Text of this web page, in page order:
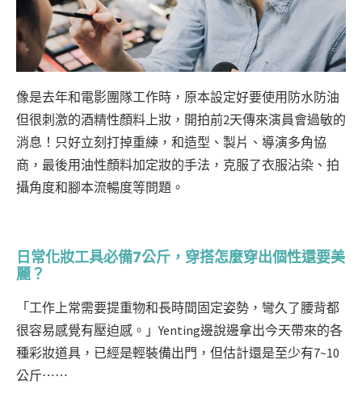
像是去年和電影團隊工作時，原本設定好要使用防水防油
但很刺激的酒精性顏料上妝，開拍前2天傳來演員會過敏的
消息！只好立刻打掉重練，和造型、製片、導演多角協
商，最後用油性顏料加定妝的手法，克服了衣服沾染、拍
攝角度和腳本流暢度等問題。
日常化妝工具必備7公斤，穿搭怎麼穿出個性還要美
麗？
「工作上常需要提重物和長時間固定姿勢，彎久了腰背都
很容易感覺有壓迫感。」Yenting邊說邊拿出今天帶來的各
種彩妝道具，已經是輕裝備出門，但估計還是至少有7~10
公斤⋯⋯